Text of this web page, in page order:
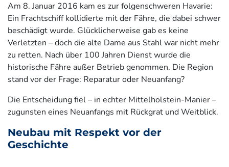
Am 8. Januar 2016 kam es zur folgenschweren Havarie:
Ein Frachtschiff kollidierte mit der Fähre, die dabei schwer
beschädigt wurde. Glücklicherweise gab es keine
Verletzten – doch die alte Dame aus Stahl war nicht mehr
zu retten. Nach über 100 Jahren Dienst wurde die
historische Fähre außer Betrieb genommen. Die Region
stand vor der Frage: Reparatur oder Neuanfang?
Die Entscheidung fiel – in echter Mittelholstein-Manier –
zugunsten eines Neuanfangs mit Rückgrat und Weitblick.
Neubau mit Respekt vor der
Geschichte